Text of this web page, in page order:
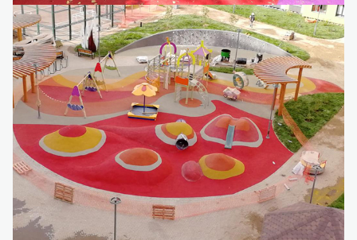
Детский игровой комплекс